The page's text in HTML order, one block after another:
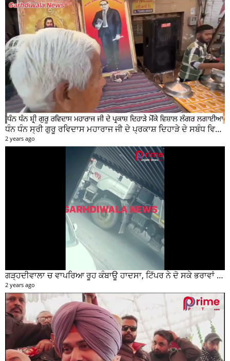
ਧੰਨ ਧੰਨ ਸ੍ਰੀ ਗੁਰੂ ਰਵਿਦਾਸ ਮਹਾਰਾਜ ਜੀ ਦੇ ਪ੍ਰਕਾਸ਼ ਦਿਹਾੜੇ ਦੇ ਸਬੰਧ ਵਿਚ ਮੇਨ ਰੋੜ ਵਿਖੇ ਲਾਗਾਇਆ ਵਿਸ਼ਾਲ ਲੰਗਰ
2 years ago
ਗੜ੍ਹਦੀਵਾਲਾ ਚ ਵਾਪਰਿਆ ਰੂਹ ਕੰਬਾਊ ਹਾਦਸਾ, ਟਿੱਪਰ ਨੇ ਦੋ ਸਕੇ ਭਰਾਵਾਂ ਨੂੰ ਕੁਚਲਿਆ, ਸੀਸੀਟੀਵੀ ਫੁਟੇਜ ਵੀ ਆਈ ਸਾਹਮਣੇ
2 years ago